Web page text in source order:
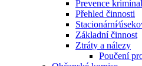
Prevence
Přehled činnosti
Základní činnost
Ztráty a nálezy
Poučení